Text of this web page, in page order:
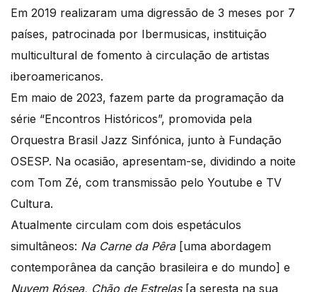
Em 2019 realizaram uma digressão de 3 meses por 7
países, patrocinada por Ibermusicas, instituição
multicultural de fomento à circulação de artistas
iberoamericanos.
Em maio de 2023, fazem parte da programação da
série “Encontros Históricos”, promovida pela
Orquestra Brasil Jazz Sinfónica, junto à Fundação
OSESP. Na ocasião, apresentam-se, dividindo a noite
com Tom Zé, com transmissão pelo Youtube e TV
Cultura.
Atualmente circulam com dois espetáculos
simultâneos: Na Carne da Pêra [uma abordagem
contemporânea da canção brasileira e do mundo] e
Nuvem Rósea, Chão de Estrelas[a seresta na sua